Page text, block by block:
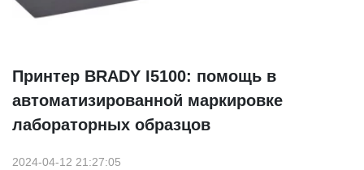
Принтер BRADY I5100: помощь в
автоматизированной маркировке
лабораторных образцов
2024-04-12 21:27:05